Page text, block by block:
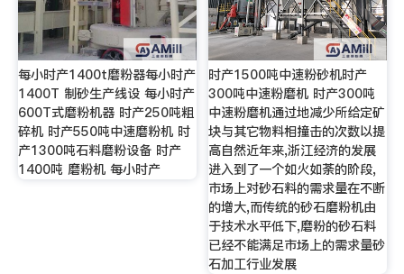
每小时产1400t磨粉器每小时产
1400T 制砂生产线设 每小时产
600T式磨粉机器 时产250吨粗
碎机 时产550吨中速磨粉机 时
产1300吨石料磨粉设备 时产
1400吨 磨粉机 每小时产
时产1500吨中速粉砂机时产
300吨中速粉磨机 时产300吨
中速粉磨机通过地减少所给定矿
块与其它物料相撞击的次数以提
高自然近年来,浙江经济的发展
进入到了一个如火如荼的阶段,
市场上对砂石料的需求量在不断
的增大,而传统的砂石磨粉机由
于技术水平低下,磨粉的砂石料
已经不能满足市场上的需求量砂
石加工行业发展